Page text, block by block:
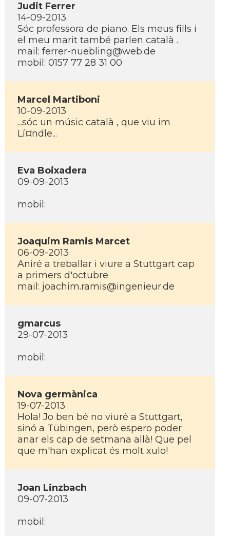
Judit Ferrer
14-09-2013
Sóc professora de piano. Els meus fills i
el meu marit també parlen català .
mail: ferrer-nuebling@web.de
mobil: 0157 77 28 31 00
Marcel Martiboni
10-09-2013
...sóc un músic català , que viu im
Lí¤ndle...
Eva Boixadera
09-09-2013
mobil:
Joaquim Ramis Marcet
06-09-2013
Aniré a treballar i viure a Stuttgart cap
a primers d'octubre
mail: joachim.ramis@ingenieur.de
gmarcus
29-07-2013
mobil:
Nova germànica
19-07-2013
Hola! Jo ben bé no viuré a Stuttgart,
sinó a Tübingen, però espero poder
anar els cap de setmana allà! Que pel
que m'han explicat és molt xulo!
Joan Linzbach
09-07-2013
mobil: